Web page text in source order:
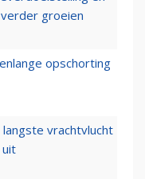
groeien
opschorting
vrachtvlucht